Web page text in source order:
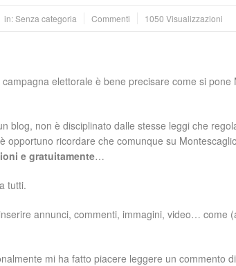
in: Senza categoria Commenti 1050 Visualizzazioni
elettorale è bene precisare come si
blog, non è disciplinato dalle stesse leggi che
ricordare che comunque su
e gratuitamente…
tutti.
annunci, commenti, immagini, video… come
mi ha fatto piacere leggere un commento